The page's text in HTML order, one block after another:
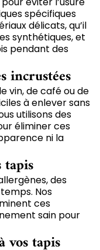
spécifiques
délicats, qu’il
synthétiques, et
pendant des
incrustées
vin, de café ou de
à enlever sans
utilisons des
éliminer ces
ni la
des
Nos
ces
sain pour
vos tapis